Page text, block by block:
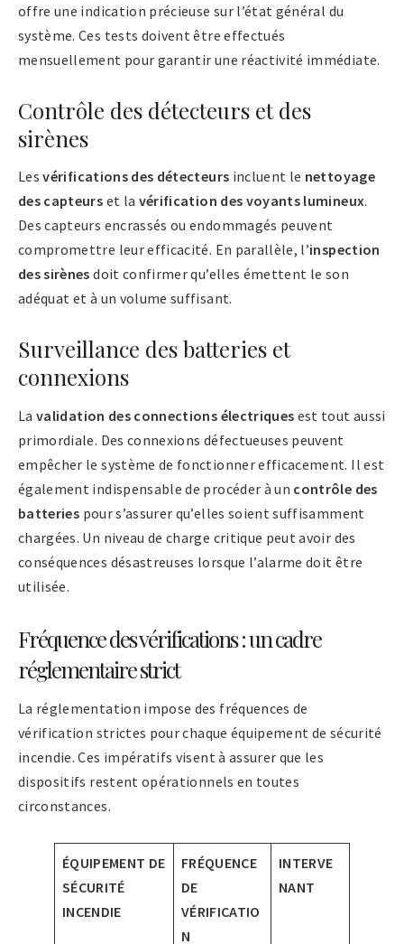
offre une indication précieuse sur l’état général du
système. Ces tests doivent être effectués
mensuellement pour garantir une réactivité immédiate.
Contrôle des détecteurs et des
sirènes
Lesvérifications des détecteurs incluent le nettoyage
des capteurs et la vérification des voyants lumineux.
Des capteurs encrassés ou endommagés peuvent
compromettre leur efficacité. En parallèle, l’inspection
des sirènes doit confirmer qu’elles émettent le son
adéquat et à un volume suffisant.
Surveillance des batteries et
connexions
Lavalidation des connections électriques est tout aussi
primordiale. Des connexions défectueuses peuvent
empêcher le système de fonctionner efficacement. Il est
également indispensable de procéder à un contrôle des
batteries pour s’assurer qu’elles soient suffisamment
chargées. Un niveau de charge critique peut avoir des
conséquences désastreuses lorsque l’alarme doit être
utilisée.
Fréquence des vérifications : un cadre
réglementaire strict
La réglementation impose des fréquences de
vérification strictes pour chaque équipement de sécurité
incendie. Ces impératifs visent à assurer que les
dispositifs restent opérationnels en toutes
circonstances.
ÉQUIPEMENT DE
SÉCURITÉ
INCENDIE
FRÉQUENCE
DE
VÉRIFICATIO
N
INTERVE
NANT